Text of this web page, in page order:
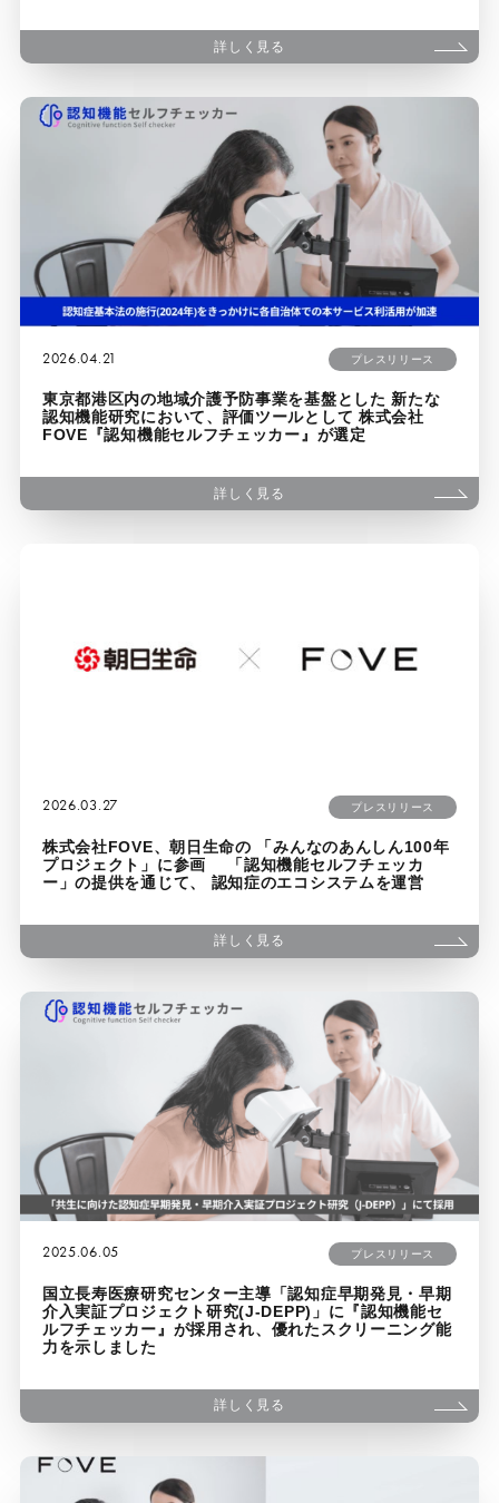
詳しく見る
2026.04.21 プレスリリース
東京都港区内の地域介護予防事業を基盤とした 新たな
認知機能研究において、評価ツールとして 株式会社
FOVE『認知機能セルフチェッカー』が選定
詳しく見る
2026.03.27 プレスリリース
株式会社FOVE、朝日生命の 「みんなのあんしん100年
プロジェクト」に参画 「認知機能セルフチェッカ
ー」の提供を通じて、 認知症のエコシステムを運営
詳しく見る
2025.06.05 プレスリリース
国立長寿医療研究センター主導「認知症早期発見・早期
介入実証プロジェクト研究(J-DEPP)」に『認知機能セ
ルフチェッカー』が採用され、優れたスクリーニング能
力を示しました
詳しく見る